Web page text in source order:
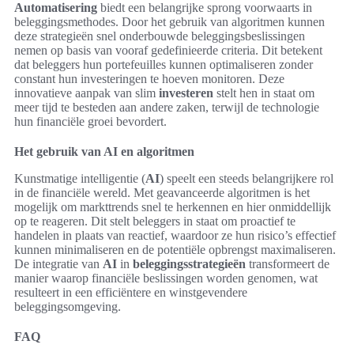
Automatisering biedt een belangrijke sprong voorwaarts in
beleggingsmethodes. Door het gebruik van algoritmen kunnen
deze strategieën snel onderbouwde beleggingsbeslissingen
nemen op basis van vooraf gedefinieerde criteria. Dit betekent
dat beleggers hun portefeuilles kunnen optimaliseren zonder
constant hun investeringen te hoeven monitoren. Deze
innovatieve aanpak van slim investeren stelt hen in staat om
meer tijd te besteden aan andere zaken, terwijl de technologie
hun financiële groei bevordert.
Het gebruik van AI en algoritmen
Kunstmatige intelligentie (AI) speelt een steeds belangrijkere rol
in de financiële wereld. Met geavanceerde algoritmen is het
mogelijk om markttrends snel te herkennen en hier onmiddellijk
op te reageren. Dit stelt beleggers in staat om proactief te
handelen in plaats van reactief, waardoor ze hun risico’s effectief
kunnen minimaliseren en de potentiële opbrengst maximaliseren.
De integratie van AI in beleggingsstrategieën transformeert de
manier waarop financiële beslissingen worden genomen, wat
resulteert in een efficiëntere en winstgevendere
beleggingsomgeving.
FAQ